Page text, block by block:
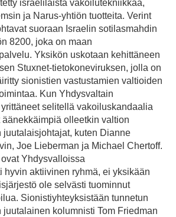
israelilaista vakoilutekniikkaa,
ja Narus-yhtiön tuotteita. Verint
suoraan Israelin sotilasmahdin
8200, joka on maan
Yksikön uskotaan kehittäneen
Stuxnet-tietokoneviruksen, jolla on
sionistien vastustamien valtioiden
Kun Yhdysvaltain
selitellä vakoiluskandaalia
olleetkin valtion
juutalaisjohtajat, kuten Dianne
Joe Lieberman ja Michael Chertoff.
Yhdysvalloissa
hyvin aktiivinen ryhmä, ei yksikään
ole selvästi tuominnut
Sionistiyhteyksistään tunnetun
juutalainen kolumnisti Tom Friedman